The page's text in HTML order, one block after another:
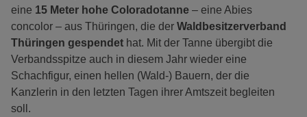
eine 15 Meter hohe Coloradotanne – eine Abies
concolor – aus Thüringen, die der Waldbesitzerverband
Thüringen gespendet hat. Mit der Tanne übergibt die
Verbandsspitze auch in diesem Jahr wieder eine
Schachfigur, einen hellen (Wald-) Bauern, der die
Kanzlerin in den letzten Tagen ihrer Amtszeit begleiten
soll.